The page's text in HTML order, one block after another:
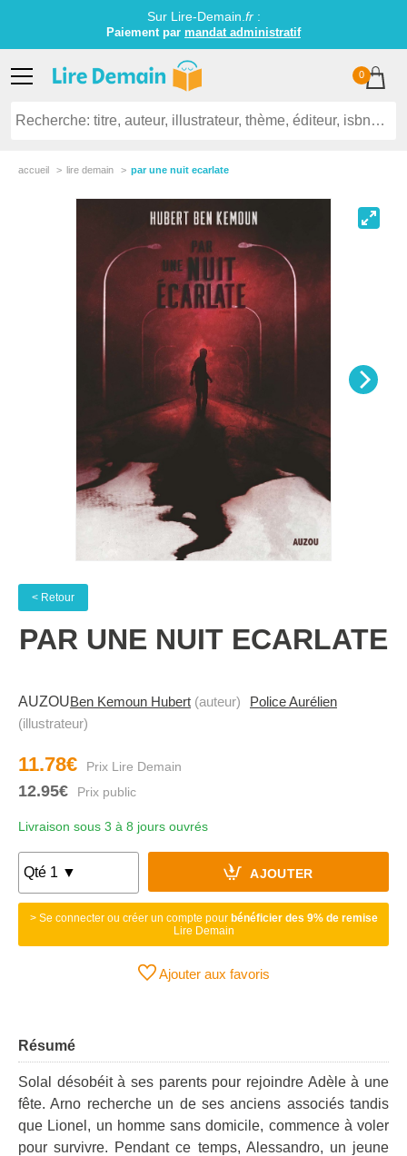
Sur Lire-Demain. fr:
Paiement par mandat administratif
0
accueil lire demain par une nuit ecarlate
< Retour
PAR UNE NUIT ECARLATE
AUZOUBen Kemoun Hubert (auteur)
Police Aurélien
(illustrateur)
11.78€
12.95€
Livraison sous 3 à 8 jours ouvrés
AJOUTER
> Se connecter ou créer un compte pour bénéficier des 9% de remise
Lire Demain
Ajouter aux favoris
Résumé
Solal désobéit à ses parents pour rejoindre Adèle à une
fête. Arno recherche un de ses anciens associés tandis
que Lionel, un homme sans domicile, commence à voler
pour survivre. Pendant ce temps, Alessandro, un jeune